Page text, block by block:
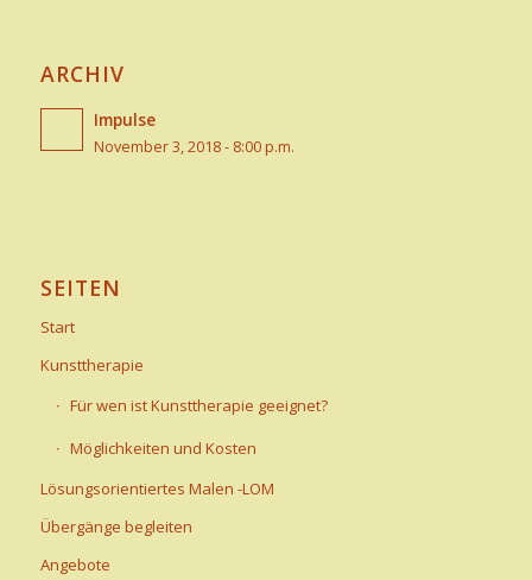
ARCHIV
Impulse
November 3, 2018 - 8:00 p.m.
SEITEN
Start
Kunsttherapie
Für wen ist Kunsttherapie geeignet?
Möglichkeiten und Kosten
Lösungsorientiertes Malen -LOM
Übergänge begleiten
Angebote